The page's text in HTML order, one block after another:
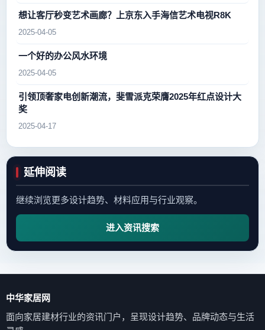
想让客厅秒变艺术画廊？上京东入手海信艺术电视R8K
2025-04-05
一个好的办公风水环境
2025-04-05
引领顶奢家电创新潮流，斐雪派克荣膺2025年红点设计大
奖
2025-04-17
延伸阅读
继续浏览更多设计趋势、材料应用与行业观察。
进入资讯搜索
中华家居网
面向家居建材行业的资讯门户，呈现设计趋势、品牌动态与生活